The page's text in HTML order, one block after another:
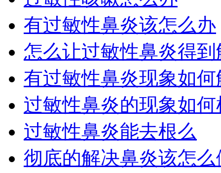
有过敏性鼻炎该怎么办
怎么让过敏性鼻炎得到
有过敏性鼻炎现象如何
过敏性鼻炎的现象如何
过敏性鼻炎能去根么
彻底的解决鼻炎该怎么